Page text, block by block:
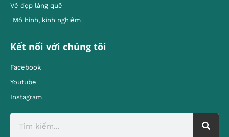
Vẻ đẹp làng quê
Mô hình, kinh nghiêm
Kết nối với chúng tôi
Facebook
Youtube
Instagram